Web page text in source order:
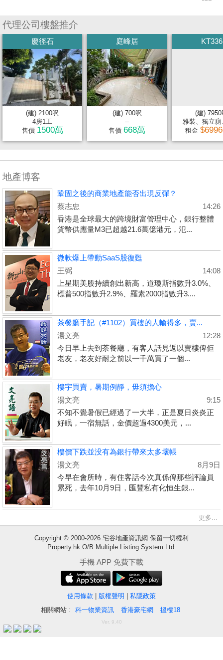
體
体
代理公司樓盤推介
慶徑石
(建) 2100呎
4房1工
售價 1500萬
庭峰居
(建) 700呎
--
售價 668萬
KT336
(建) 7950
雅裝、獨立
租金
地產博客
鞏固之後的商業地產能否出現反彈？
蔡志忠
14:26
香港是全球最大的跨境財富管理中心，銀行整體
貨幣供應量M3已超越21.6萬億港元，氾...
微軟爆上帶動SaaS股復甦
王弼
14:08
上星期美股持續創出新高，道瓊斯指數升3.0%、
標普500指數升2.9%、羅素2000指數升3....
茶餐廳手記（#1102）買樓的人輸得多，賣...
湯文亮
12:28
今日早上去到茶餐廳，有客人話見返以賣樓俾佢
老友，老友好耐之前以一千萬買了一個...
樓宇買賣，暑期例靜，毋須擔心
湯文亮
9:15
不知不覺暑假已經過了一大半，正是夏日炎炎正
好眠，一宿無話，金價超過4300美元，...
樓價下跌並没有為銀行帶來太多壞帳
湯文亮
8月9日
今早在會所時，有住客話今次真係俾那些評論員
累死，去年10月9日，匯豐私有化恒生銀...
更多...
Copyright © 2000-2026 宅谷地產資訊網 保留一切權利
Property.hk O/B Multiple Listing System Ltd.
手機 APP 免費下載
使用條款 版權聲明
私隱政策
相關網站 :
科一物業資訊 香港豪宅網 搵樓18
Ver. 9.40